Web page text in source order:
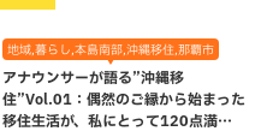
地域,暮らし,本島南部,沖縄移住,那覇市
アナウンサーが語る”沖縄移
住”Vol.01：偶然のご縁から始まった
移住生活が、私にとって120点満点